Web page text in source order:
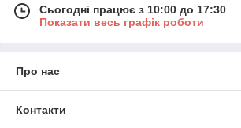
Сьогодні працює з 10:00 до 17:30
Показати весь графік роботи
Про нас
Контакти